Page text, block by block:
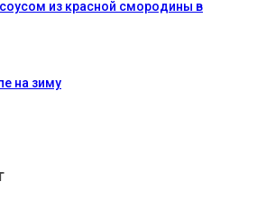
из красной смородины в
на зиму